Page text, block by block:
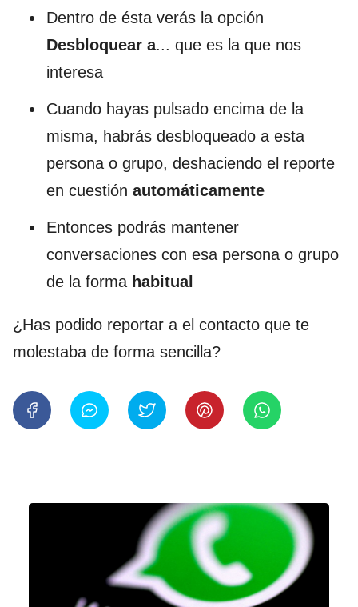
Dentro de ésta verás la opción
Desbloquear a... que es la que nos
interesa
Cuando hayas pulsado encima de la
misma, habrás desbloqueado a esta
persona o grupo, deshaciendo el reporte
en cuestión automáticamente
Entonces podrás mantener
conversaciones con esa persona o grupo
de la forma habitual
¿Has podido reportar a el contacto que te
molestaba de forma sencilla?